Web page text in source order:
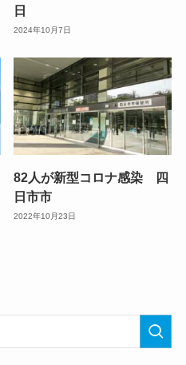
日
2024年10月7日
82人が新型コロナ感染 四
日市市
2022年10月23日